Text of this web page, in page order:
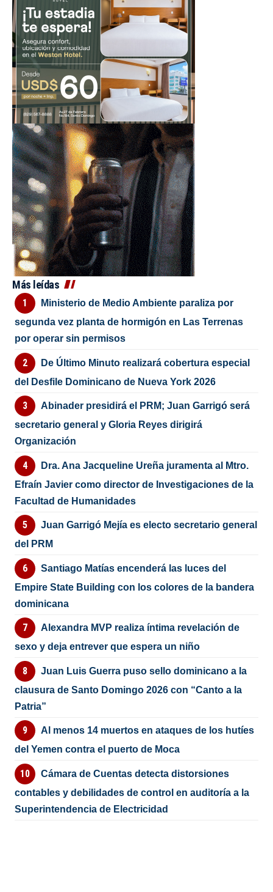
Más leídas
Ministerio de Medio Ambiente paraliza por
segunda vez planta de hormigón en Las Terrenas
por operar sin permisos
De Último Minuto realizará cobertura especial
del Desfile Dominicano de Nueva York 2026
Abinader presidirá el PRM; Juan Garrigó será
secretario general y Gloria Reyes dirigirá
Organización
Dra. Ana Jacqueline Ureña juramenta al Mtro.
Efraín Javier como director de Investigaciones de la
Facultad de Humanidades
Juan Garrigó Mejía es electo secretario general
del PRM
Santiago Matías encenderá las luces del
Empire State Building con los colores de la bandera
dominicana
Alexandra MVP realiza íntima revelación de
sexo y deja entrever que espera un niño
Juan Luis Guerra puso sello dominicano a la
clausura de Santo Domingo 2026 con “Canto a la
Patria”
Al menos 14 muertos en ataques de los hutíes
del Yemen contra el puerto de Moca
Cámara de Cuentas detecta distorsiones
contables y debilidades de control en auditoría a la
Superintendencia de Electricidad